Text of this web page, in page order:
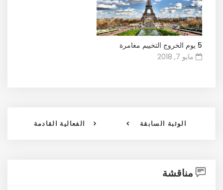
5 يوم الخروج التخييم مغامرة
مايو 7, 2018
الوثبة السابقة الفعالية القادمة
مناقشة